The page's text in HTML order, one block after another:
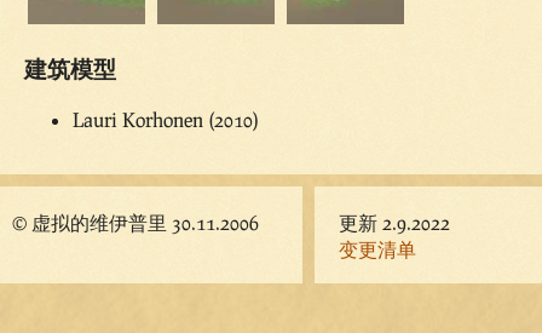
建筑模型
Lauri Korhonen (2010)
© 虚拟的维伊普里 30.11.2006
更新 2.9.2022
变更清单